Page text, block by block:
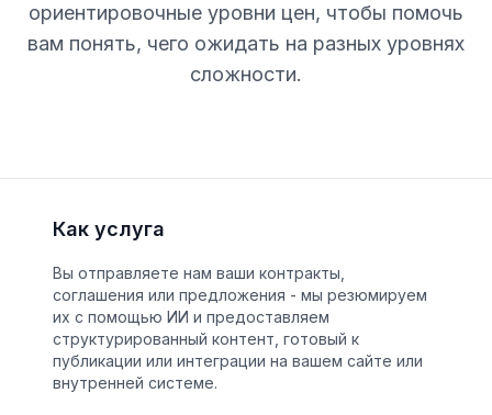
ориентировочные уровни цен, чтобы помочь
вам понять, чего ожидать на разных уровнях
сложности.
Как услуга
Вы отправляете нам ваши контракты,
соглашения или предложения - мы резюмируем
их с помощью ИИ и предоставляем
структурированный контент, готовый к
публикации или интеграции на вашем сайте или
внутренней системе.